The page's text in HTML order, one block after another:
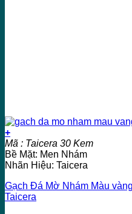
+
Mã : Taicera 30 Kem
Bề Mặt: Men Nhám
Nhãn Hiệu: Taicera
Gạch Đá Mờ Nhám Màu
Taicera